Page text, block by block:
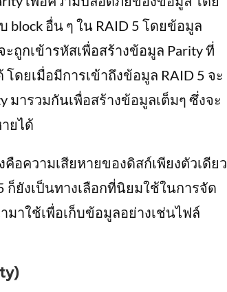
อื่น ๆ ใน RAID 5 โดยข้อมูล
ถูกเข้ารหัสเพื่อสร้างข้อมูล Parity ที่
ยเมื่อมีการเข้าถึงข้อมูล RAID 5 จะ
มารวมกันเพื่อสร้างข้อมูลเต็มๆ ซึ่งจะ
ยได้
อความเสียหายของดิสก์เพียงตัวเดียว
ยังเป็นทางเลือกที่นิยมใช้ในการจัด
าใช้เพื่อเก็บข้อมูลอย่างเช่นไฟล์